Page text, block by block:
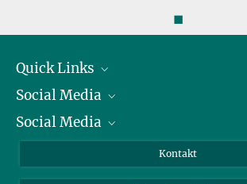
◼
Quick Links
Präsident
Zahlen und Fakten
Social Media
Bluesky
Social Media
Instagram
Kontakt